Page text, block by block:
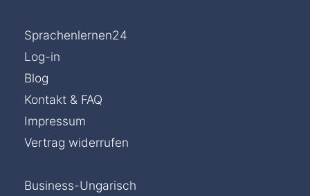
Sprachenlernen24
Log-in
Blog
Kontakt & FAQ
Impressum
Vertrag widerrufen
Business-Ungarisch